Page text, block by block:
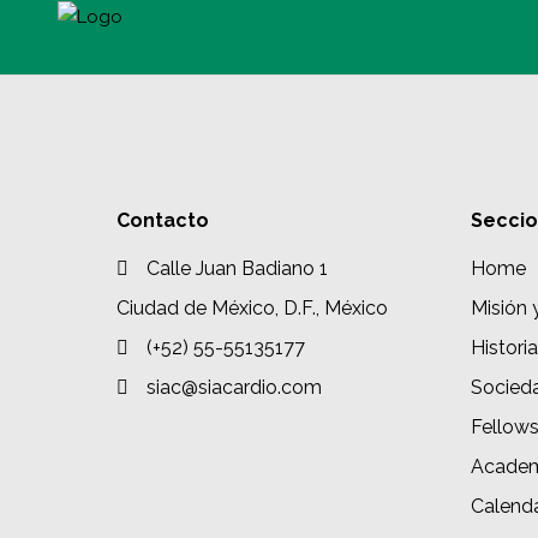
Contacto
Calle Juan Badiano 1
Ciudad de México, D.F., México
(+52) 55-55135177
siac@siacardio.com
Home
Misión
Historia
Fellows